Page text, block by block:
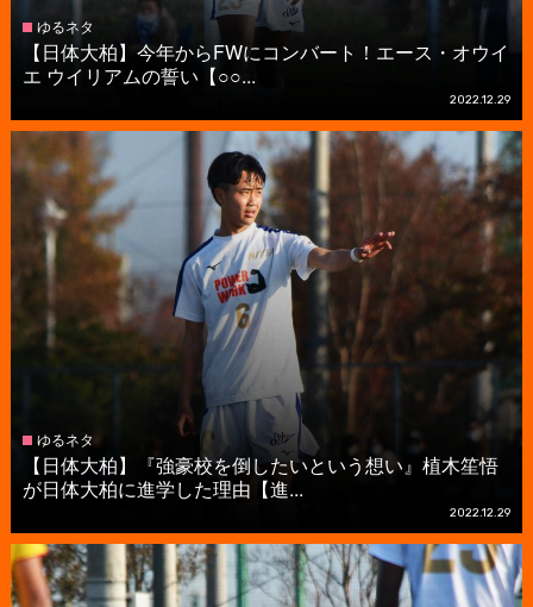
ゆるネタ
【日体大柏】今年からFWにコンバート！エース・オウイ
エ ウイリアムの誓い【○○...
2022.12.29
ゆるネタ
【日体大柏】『強豪校を倒したいという想い』植木笙悟
が日体大柏に進学した理由【進...
2022.12.29